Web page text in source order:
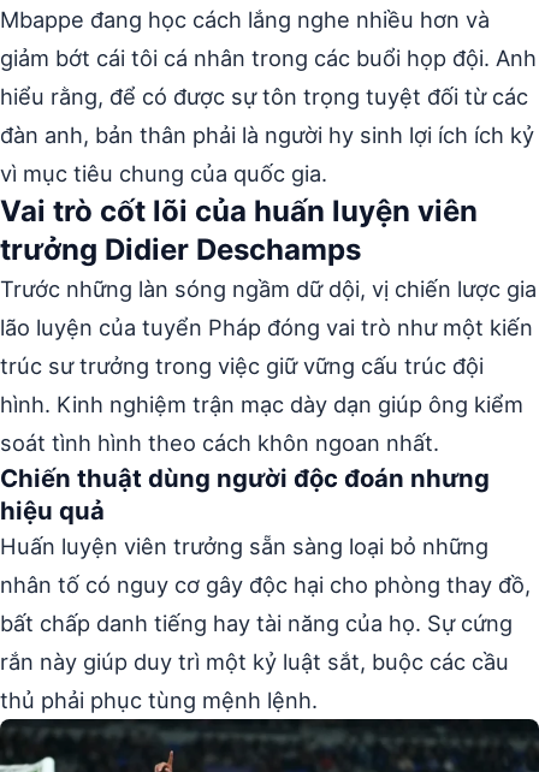
Mbappe đang học cách lắng nghe nhiều hơn và
giảm bớt cái tôi cá nhân trong các buổi họp đội. Anh
hiểu rằng, để có được sự tôn trọng tuyệt đối từ các
đàn anh, bản thân phải là người hy sinh lợi ích ích kỷ
vì mục tiêu chung của quốc gia.
Vai trò cốt lõi của huấn luyện viên
trưởng Didier Deschamps
Trước những làn sóng ngầm dữ dội, vị chiến lược gia
lão luyện của tuyển Pháp đóng vai trò như một kiến
trúc sư trưởng trong việc giữ vững cấu trúc đội
hình. Kinh nghiệm trận mạc dày dạn giúp ông kiểm
soát tình hình theo cách khôn ngoan nhất.
Chiến thuật dùng người độc đoán nhưng
hiệu quả
Huấn luyện viên trưởng sẵn sàng loại bỏ những
nhân tố có nguy cơ gây độc hại cho phòng thay đồ,
bất chấp danh tiếng hay tài năng của họ. Sự cứng
rắn này giúp duy trì một kỷ luật sắt, buộc các cầu
thủ phải phục tùng mệnh lệnh.